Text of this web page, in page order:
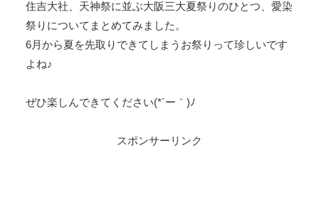
住吉大社、天神祭に並ぶ大阪三大夏祭りのひとつ、愛染
祭りについてまとめてみました。
6月から夏を先取りできてしまうお祭りって珍しいです
よね♪
ぜひ楽しんできてください(*´ー｀)ﾉ
スポンサーリンク